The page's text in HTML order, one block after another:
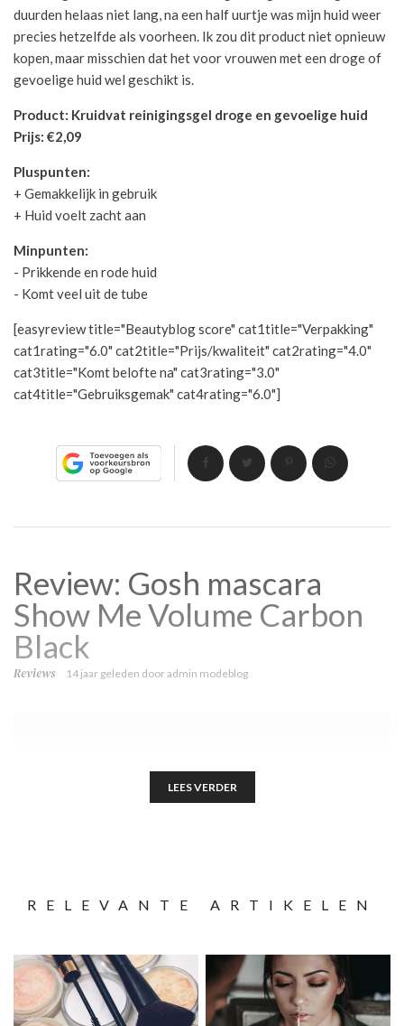
duurden helaas niet lang, na een half uurtje was mijn huid weer
precies hetzelfde als voorheen. Ik zou dit product niet opnieuw
kopen, maar misschien dat het voor vrouwen met een droge of
gevoelige huid wel geschikt is.
Product: Kruidvat reinigingsgel droge en gevoelige huid
Prijs: €2,09
Pluspunten:
+ Gemakkelijk in gebruik
+ Huid voelt zacht aan
Minpunten:
- Prikkende en rode huid
- Komt veel uit de tube
[easyreview title="Beautyblog score" cat1title="Verpakking"
cat1rating="6.0" cat2title="Prijs/kwaliteit" cat2rating="4.0"
cat3title="Komt belofte na" cat3rating="3.0"
cat4title="Gebruiksgemak" cat4rating="6.0"]
Review: Gosh mascara
Show Me Volume Carbon
Black
Reviews 14 jaar geleden dooradmin modeblog
LEES VERDER
RELEVANTE ARTIKELEN